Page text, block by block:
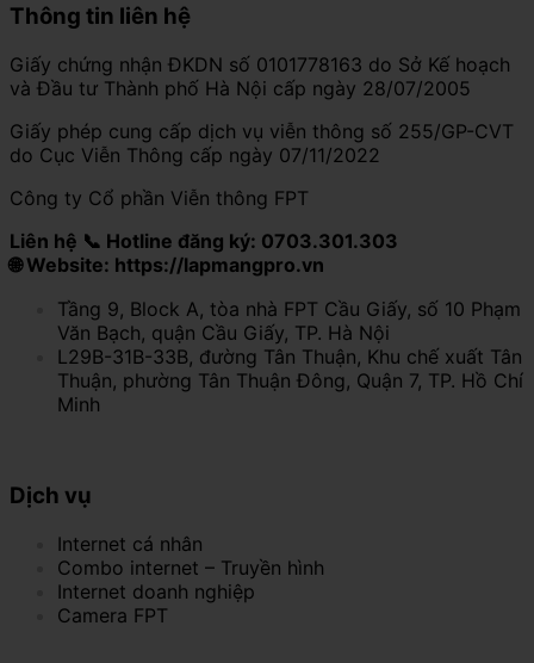
Thông tin liên hệ
Giấy chứng nhận ĐKDN số 0101778163 do Sở Kế hoạch
và Đầu tư Thành phố Hà Nội cấp ngày 28/07/2005
Giấy phép cung cấp dịch vụ viễn thông số 255/GP-CVT
do Cục Viễn Thông cấp ngày 07/11/2022
Công ty Cổ phần Viễn thông FPT
Liên hệ 📞 Hotline đăng ký: 0703.301.303
🌐 Website: https://lapmangpro.vn
Tầng 9, Block A, tòa nhà FPT Cầu Giấy, số 10 Phạm
Văn Bạch, quận Cầu Giấy, TP. Hà Nội
L29B-31B-33B, đường Tân Thuận, Khu chế xuất Tân
Thuận, phường Tân Thuận Đông, Quận 7, TP. Hồ Chí
Minh
Dịch vụ
Internet cá nhân
Combo internet – Truyền hình
Internet doanh nghiệp
Camera FPT